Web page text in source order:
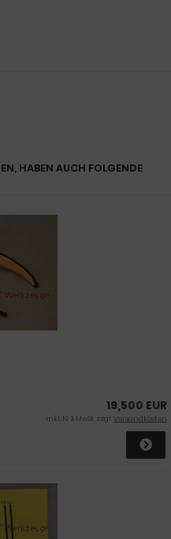
HABEN AUCH FOLGENDE
19,500 EUR
inkl. 19 % MwSt. zzgl.Versandkosten